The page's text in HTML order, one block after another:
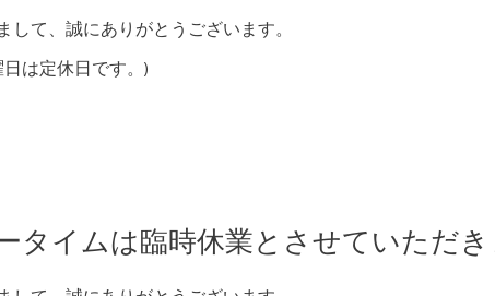
して、誠にありがとうございます。
は定休日です。)
タイムは臨時休業とさせていただ